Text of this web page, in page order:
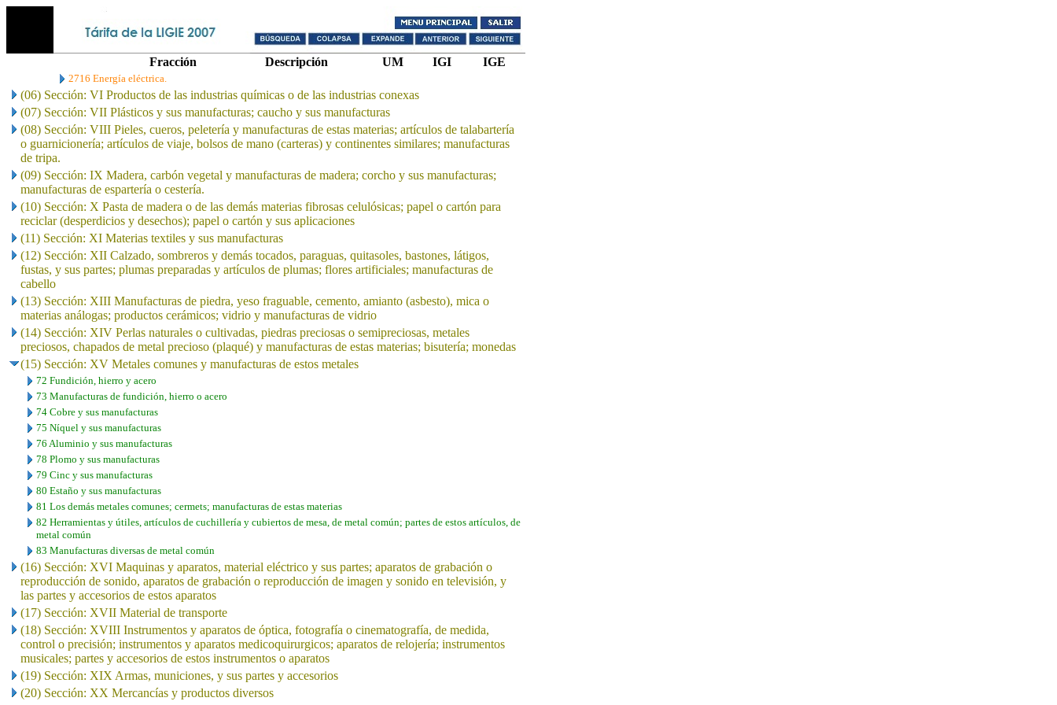
Fracción Descripción UM IGI IGE
2716 Energía eléctrica.
(06) Sección: VI Productos de las industrias químicas o de las industrias conexas
(07) Sección: VII Plásticos y sus manufacturas; caucho y sus manufacturas
(08) Sección: VIII Pieles, cueros, peletería y manufacturas de estas materias; artículos de talabartería
o guarnicionería; artículos de viaje, bolsos de mano (carteras) y continentes similares; manufacturas
de tripa.
(09) Sección: IX Madera, carbón vegetal y manufacturas de madera; corcho y sus manufacturas;
manufacturas de espartería o cestería.
(10) Sección: X Pasta de madera o de las demás materias fibrosas celulósicas; papel o cartón para
reciclar (desperdicios y desechos); papel o cartón y sus aplicaciones
(11) Sección: XI Materias textiles y sus manufacturas
(12) Sección: XII Calzado, sombreros y demás tocados, paraguas, quitasoles, bastones, látigos,
fustas, y sus partes; plumas preparadas y artículos de plumas; flores artificiales; manufacturas de
cabello
(13) Sección: XIII Manufacturas de piedra, yeso fraguable, cemento, amianto (asbesto), mica o
materias análogas; productos cerámicos; vidrio y manufacturas de vidrio
(14) Sección: XIV Perlas naturales o cultivadas, piedras preciosas o semipreciosas, metales
preciosos, chapados de metal precioso (plaqué) y manufacturas de estas materias; bisutería; monedas
(15) Sección: XV Metales comunes y manufacturas de estos metales
72 Fundición, hierro y acero
73 Manufacturas de fundición, hierro o acero
74 Cobre y sus manufacturas
75 Níquel y sus manufacturas
76 Aluminio y sus manufacturas
78 Plomo y sus manufacturas
79 Cinc y sus manufacturas
80 Estaño y sus manufacturas
81 Los demás metales comunes; cermets; manufacturas de estas materias
82 Herramientas y útiles, artículos de cuchillería y cubiertos de mesa, de metal común; partes de estos artículos, de
metal común
83 Manufacturas diversas de metal común
(16) Sección: XVI Maquinas y aparatos, material eléctrico y sus partes; aparatos de grabación o
reproducción de sonido, aparatos de grabación o reproducción de imagen y sonido en televisión, y
las partes y accesorios de estos aparatos
(17) Sección: XVII Material de transporte
(18) Sección: XVIII Instrumentos y aparatos de óptica, fotografía o cinematografía, de medida,
control o precisión; instrumentos y aparatos medicoquirurgicos; aparatos de relojería; instrumentos
musicales; partes y accesorios de estos instrumentos o aparatos
(19) Sección: XIX Armas, municiones, y sus partes y accesorios
(20) Sección: XX Mercancías y productos diversos